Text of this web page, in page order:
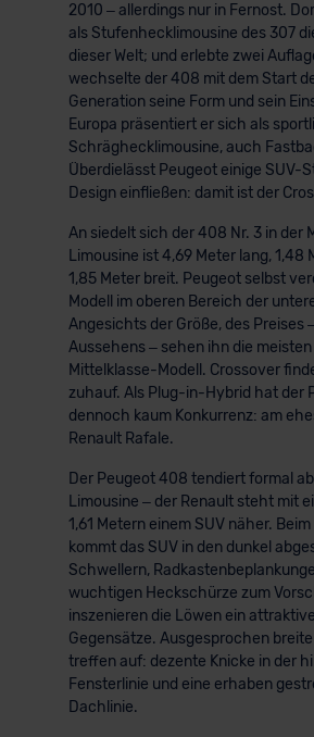
2010 – allerdings nur in Fernost.
als Stufenhecklimousine des 307
dieser Welt; und erlebte zwei
wechselte der 408 mit dem Start
Generation seine Form und sein
Europa präsentiert er sich als
Schräghecklimousine, auch
Überdielässt Peugeot einige SUV-
Design einfließen: damit ist der
An siedelt sich der 408 Nr. 3 in der
Limousine ist 4,69 Meter lang, 1,48
1,85 Meter breit. Peugeot selbst
Modell im oberen Bereich der
Angesichts der Größe, des Preises
Aussehens – sehen ihn die
Mittelklasse-Modell. Crossover
zuhauf. Als Plug-in-Hybrid hat der
dennoch kaum Konkurrenz: am
Renault Rafale.
Der Peugeot 408 tendiert formal
Limousine – der Renault steht mit
1,61 Metern einem SUV näher.
kommt das SUV in den dunkel
Schwellern,
wuchtigen Heckschürze zum
inszenieren die Löwen ein
Gegensätze. Ausgesprochen
treffen auf: dezente Knicke in der
Fensterlinie und eine erhaben
Dachlinie.